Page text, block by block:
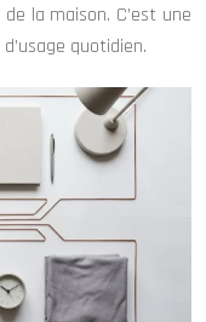
la maison. C’est une
quotidien.